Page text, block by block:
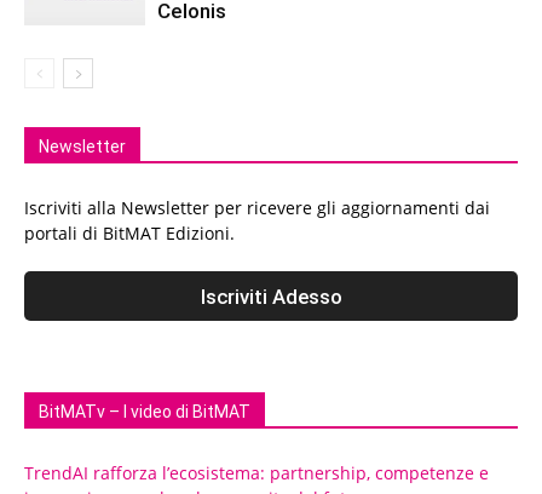
Celonis
Newsletter
Iscriviti alla Newsletter per ricevere gli aggiornamenti dai
portali di BitMAT Edizioni.
BitMATv – I video di BitMAT
TrendAI rafforza l’ecosistema: partnership, competenze e